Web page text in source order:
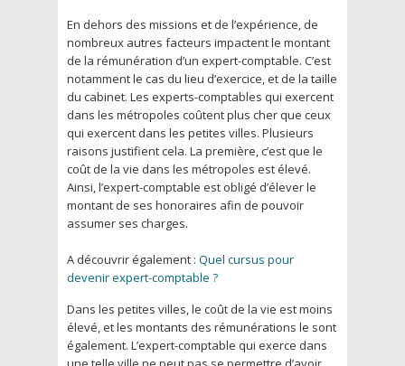
En dehors des missions et de l’expérience, de
nombreux autres facteurs impactent le montant
de la rémunération d’un expert-comptable. C’est
notamment le cas du lieu d’exercice, et de la taille
du cabinet. Les experts-comptables qui exercent
dans les métropoles coûtent plus cher que ceux
qui exercent dans les petites villes. Plusieurs
raisons justifient cela. La première, c’est que le
coût de la vie dans les métropoles est élevé.
Ainsi, l’expert-comptable est obligé d’élever le
montant de ses honoraires afin de pouvoir
assumer ses charges.
A découvrir également : Quel cursus pour
devenir expert-comptable ?
Dans les petites villes, le coût de la vie est moins
élevé, et les montants des rémunérations le sont
également. L’expert-comptable qui exerce dans